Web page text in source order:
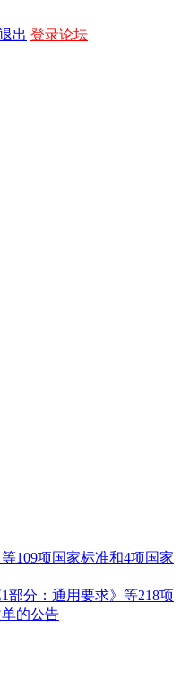
出 登录论坛
109项国家标准和4项国家
部分：通用要求》等218项
的公告